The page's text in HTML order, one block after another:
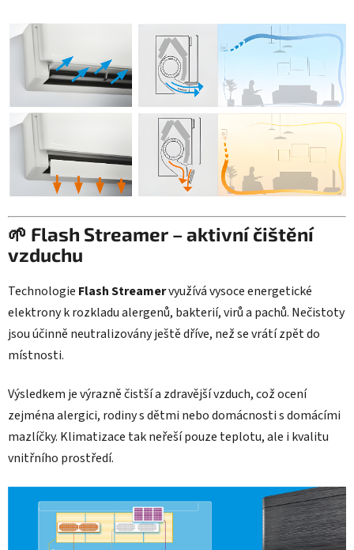
🌱 Flash Streamer – aktivní čištění
vzduchu
Technologie Flash Streamervyužívá vysoce energetické
elektrony k rozkladu alergenů, bakterií, virů a pachů. Nečistoty
jsou účinně neutralizovány ještě dříve, než se vrátí zpět do
místnosti.
Výsledkem je výrazně čistší a zdravější vzduch, což ocení
zejména alergici, rodiny s dětmi nebo domácnosti s domácími
mazlíčky. Klimatizace tak neřeší pouze teplotu, ale i kvalitu
vnitřního prostředí.